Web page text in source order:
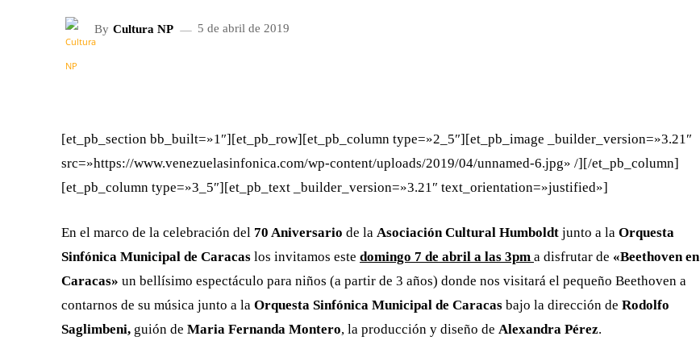
By Cultura NP 5 de abril de 2019
[et_pb_section bb_built=»1″][et_pb_row][et_pb_column type=»2_5″][et_pb_image _builder_version=»3.21″
src=»https://www.venezuelasinfonica.com/wp-content/uploads/2019/04/unnamed-6.jpg» /][/et_pb_column]
[et_pb_column type=»3_5″][et_pb_text _builder_version=»3.21″ text_orientation=»justified»]
En el marco de la celebración del 70 Aniversario de la Asociación Cultural Humboldt junto a la Orquesta
Sinfónica Municipal de Caracas los invitamos este domingo 7 de abril a las 3pm a disfrutar de «Beethoven en
Caracas» un bellísimo espectáculo para niños (a partir de 3 años) donde nos visitará el pequeño Beethoven a
contarnos de su música junto a la Orquesta Sinfónica Municipal de Caracas bajo la dirección de Rodolfo
Saglimbeni, guión de Maria Fernanda Montero, la producción y diseño de Alexandra Pérez.